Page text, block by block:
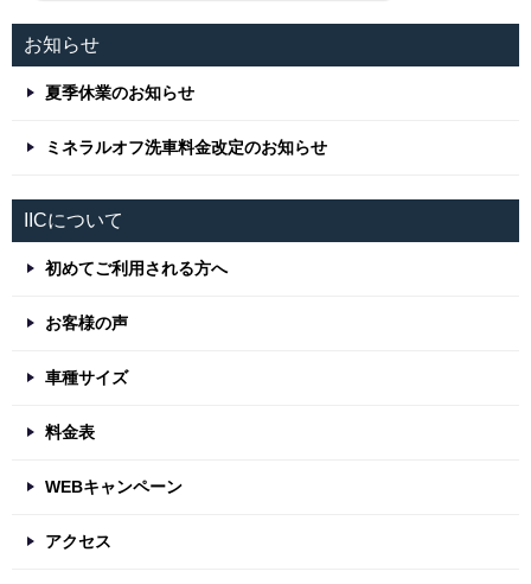
お知らせ
夏季休業のお知らせ
ミネラルオフ洗車料金改定のお知らせ
IICについて
初めてご利用される方へ
お客様の声
車種サイズ
料金表
WEBキャンペーン
アクセス